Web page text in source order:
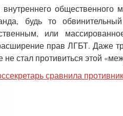
будь то
или
прав ЛГБТ. Даже
стал противиться этой
сравнила